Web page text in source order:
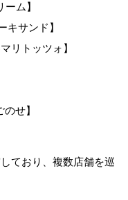
ム】
キサンド】
リトッツォ】
せ】
ており、複数店舗を巡